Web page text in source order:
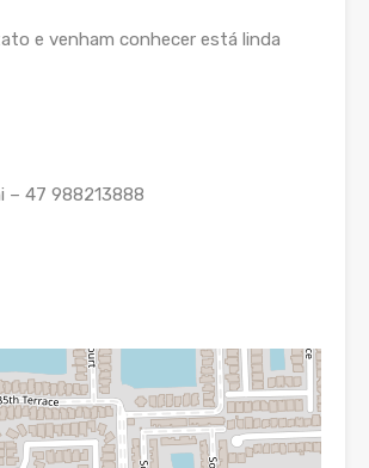
e venham conhecer está linda
– 47 988213888